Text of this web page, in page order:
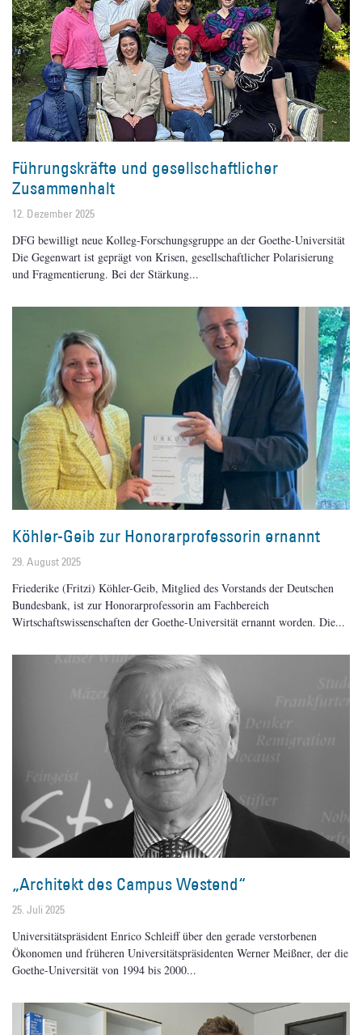
Führungskräfte und gesellschaftlicher
Zusammenhalt
12. Dezember 2025
DFG bewilligt neue Kolleg-Forschungsgruppe an der Goethe-Universität
Die Gegenwart ist geprägt von Krisen, gesellschaftlicher Polarisierung
und Fragmentierung. Bei der Stärkung
Köhler-Geib zur Honorarprofessorin ernannt
29. August 2025
Friederike (Fritzi) Köhler-Geib, Mitglied des Vorstands der Deutschen
Bundesbank, ist zur Honorarprofessorin am Fachbereich
Wirtschaftswissenschaften der Goethe-Universität ernannt worden. Die
„Architekt des Campus Westend“
25. Juli 2025
Universitätspräsident Enrico Schleiff über den gerade verstorbenen
Ökonomen und früheren Universitätspräsidenten Werner Meißner, der die
Goethe-Universität von 1994 bis 2000